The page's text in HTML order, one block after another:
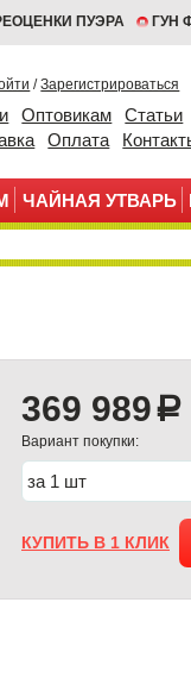
ПУЭРА ГУН
/Зарегистрироваться
Оптовикам
Статьи
Оплата
ЧАЙНАЯ УТВАРЬ
369 989 a
Вариант покупки:
КУПИТЬ В 1 КЛИК